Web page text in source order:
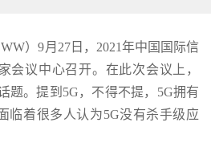
）9月27日，2021年中国国际信
会议中心召开。在此次会议上，
题。提到5G，不得不提，5G拥有
临着很多人认为5G没有杀手级应